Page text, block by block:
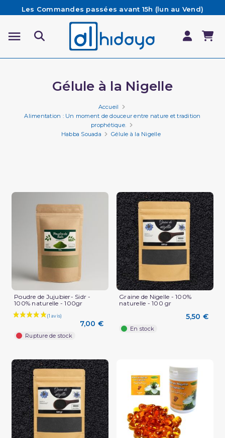
Les Commandes passées avant 15h (lun au Vend)
sont préparées et expédiées le jour même
Besoin d'aide ? Retrouvez notre FAQ
Livraison offerte à partir de 65€ d'achat*
Gélule à la Nigelle
Accueil
Alimentation : Un moment de douceur entre nature et tradition
prophétique.
Habba Souada
Gélule à la Nigelle
Poudre de Jujubier- Sidr -
100% naturelle - 100gr
7,00 €
Rupture de stock
Graine de Nigelle - 100%
naturelle - 100 gr
5,50 €
En stock